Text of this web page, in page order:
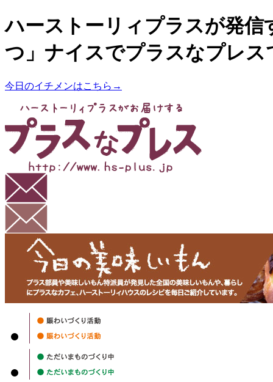
ハーストーリィプラスが発信
つ」ナイスでプラスなプレス
今日のイチメンはこちら→